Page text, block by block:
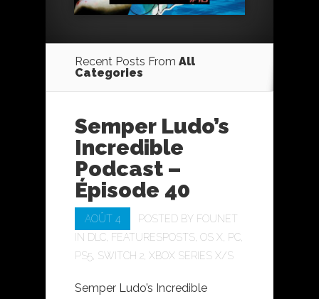
Recent Posts From All
Categories
Semper Ludo’s
Incredible
Podcast –
Épisode 40
AOÛT 4 POSTED BY FOUNET
IN DLC FEATURESPOSTS OS X PC
PS5 SWITCH 2 XBOX SERIES X/S
Semper Ludo’s Incredible